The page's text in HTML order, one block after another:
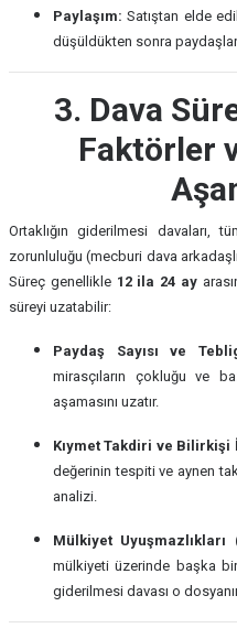
Paylaşım: Satıştan elde
düşüldükten sonra
3. Dava
Faktörler
Ortaklığın giderilmesi davaları,
zorunluluğu (mecburi dava
Süreç genellikle 12 ila 24 ay
süreyi uzatabilir:
Paydaş Sayısı ve
mirasçıların çokluğu ve
aşamasını uzatır.
Kıymet Takdiri ve Bilirkişi
değerinin tespiti ve aynen
analizi.
Mülkiyet
mülkiyeti üzerinde başka
giderilmesi davası o